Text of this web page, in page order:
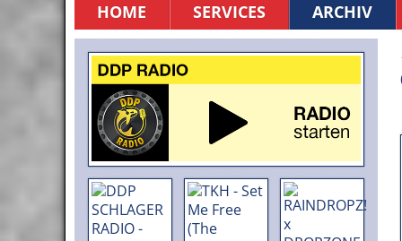
HOME SERVICES ARCHIV